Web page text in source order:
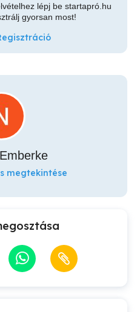
lépj be startapró.hu
gyorsan most!
megtekintése